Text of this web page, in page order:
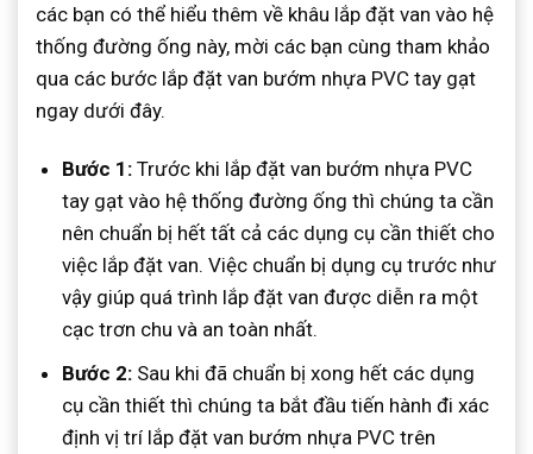
các bạn có thể hiểu thêm về khâu lắp đặt van vào hệ
thống đường ống này, mời các bạn cùng tham khảo
qua các bước lắp đặt van bướm nhựa PVC tay gạt
ngay dưới đây.
Bước 1: Trước khi lắp đặt van bướm nhựa PVC
tay gạt vào hệ thống đường ống thì chúng ta cần
nên chuẩn bị hết tất cả các dụng cụ cần thiết cho
việc lắp đặt van. Việc chuẩn bị dụng cụ trước như
vậy giúp quá trình lắp đặt van được diễn ra một
cạc trơn chu và an toàn nhất.
Bước 2: Sau khi đã chuẩn bị xong hết các dụng
cụ cần thiết thì chúng ta bắt đầu tiến hành đi xác
định vị trí lắp đặt van bướm nhựa PVC trên